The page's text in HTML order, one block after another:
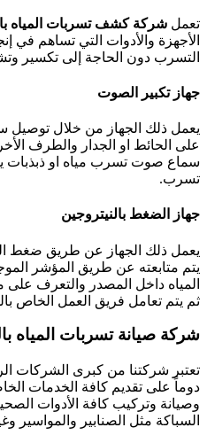
تعمل شركة كشف تسربات المياه
الأجهزة والأدوات التي تساهم
التسرب دون الحاجة إلى تكسير
جهاز تكبير الصوت
يعمل ذلك الجهاز من خلال توصيل
على الحائط او الجدار والطرف
سماع صوت تسرب مياه او ذبذبات
تسرب.
جهاز الضغط بالنيتروجين
يعمل ذلك الجهاز عن طريق ضغط
يتم متابعته عن طريق المؤشر
المياه داخل المصدر والتعرف
ثم يتم تعامل فريق العمل الخاص
شركة صيانة تسربات المياه
تعتبر شركتنا من كبرى الشركات
دوماً على تقديم كافة الخدمات
وصيانة وتركيب كافة الأدوات
السباكة مثل الصنابير والمواسير